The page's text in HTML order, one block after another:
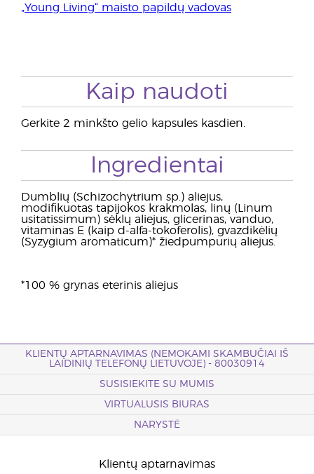
„Young Living“ maisto papildų vadovas
Kaip naudoti
Gerkite 2 minkšto gelio kapsules kasdien.
Ingredientai
Dumblių (Schizochytrium sp.) aliejus,
modifikuotas tapijokos krakmolas, linų (Linum
usitatissimum) sėklų aliejus, glicerinas, vanduo,
vitaminas E (kaip d-alfa-tokoferolis), gvazdikėlių
(Syzygium aromaticum)* žiedpumpurių aliejus.
*100 % grynas eterinis aliejus
KLIENTŲ APTARNAVIMAS (NEMOKAMI SKAMBUČIAI IŠ
LAIDINIŲ TELEFONŲ LIETUVOJE) - 80030914
SUSISIEKITE SU MUMIS
VIRTUALUSIS BIURAS
NARYSTĖ
Klientų aptarnavimas